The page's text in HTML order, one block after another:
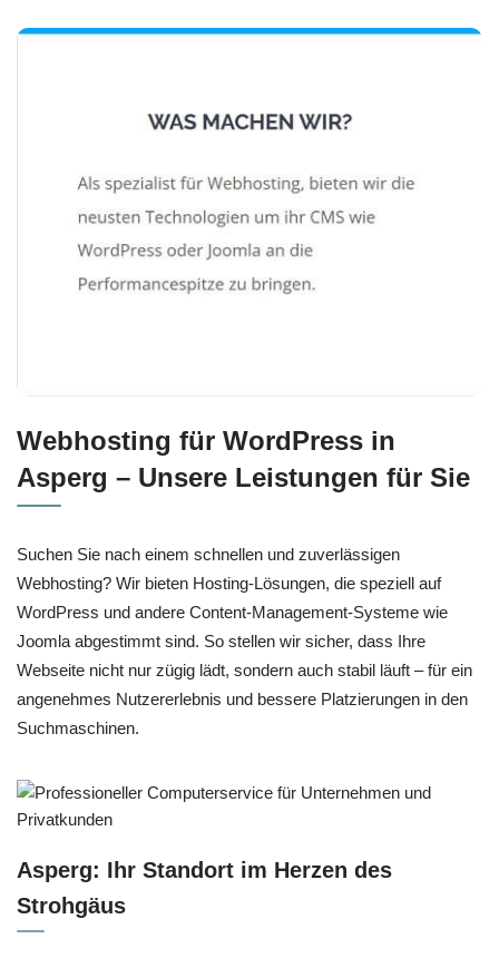
Webhosting für WordPress in
Asperg – Unsere Leistungen für Sie
Suchen Sie nach einem schnellen und zuverlässigen
Webhosting? Wir bieten Hosting-Lösungen, die speziell auf
WordPress und andere Content-Management-Systeme wie
Joomla abgestimmt sind. So stellen wir sicher, dass Ihre
Webseite nicht nur zügig lädt, sondern auch stabil läuft – für ein
angenehmes Nutzererlebnis und bessere Platzierungen in den
Suchmaschinen.
Asperg: Ihr Standort im Herzen des
Strohgäus